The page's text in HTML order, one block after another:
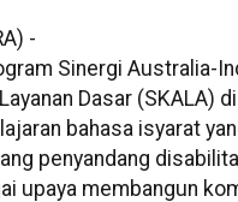
-
Sinergi Australia-
Dasar (SKALA)
bahasa isyarat
penyandang
upaya membangun